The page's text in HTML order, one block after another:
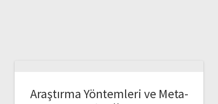
Araştırma Yöntemleri ve Meta-